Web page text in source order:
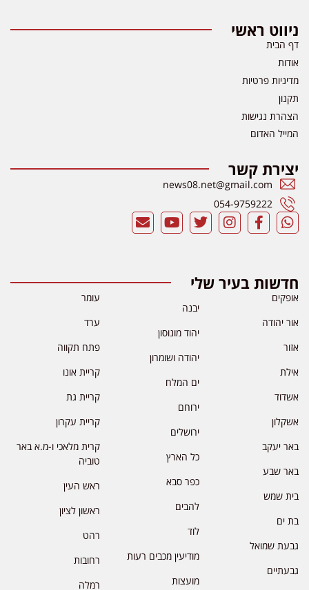
ניווט ראשי
דף הבית
אודות
מדיניות פרטיות
תקנון
הצהרת נגישות
המייל האדום
יצירת קשר
news08.net@gmail.com
054-9759222
חדשות בעיר שלי
אופקים
אור יהודה
אזור
אילת
אשדוד
אשקלון
באר יעקב
באר שבע
בית שמש
בת ים
גבעת שמואל
גבעתיים
יבנה
יהוד מונוסון
יהודה ושומרון
ים המלח
ירוחם
ירושלים
כל הארץ
כפר סבא
להבים
לוד
מודיעין מכבים רעות
מועצות
עומר
ערד
פתח תקווה
קריית אונו
קריית גת
קריית עקרון
קרית מלאכי ו-מ.א באר
טוביה
ראש העין
ראשון לציון
רהט
רחובות
רמלה